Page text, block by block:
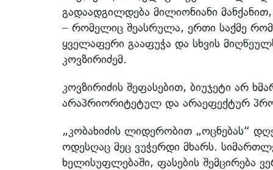
გადაადგილდება მილიონიანი
– რომელიც შეასრულა, ერთი საქმე
ყველაფერი გააფუჭა და სხვის
კოვზირიძემ.
კოვზირიძის შეფასებით, ბიუჯეტი არ
არაპრიორიტეტულ და არაეფექტურ
„კობახიძის ლიდერობით „ოცნებას“
ოდესღაც მეც ვუჭერდი მხარს.
ხელისუფლებაში, ფასების შემცირება